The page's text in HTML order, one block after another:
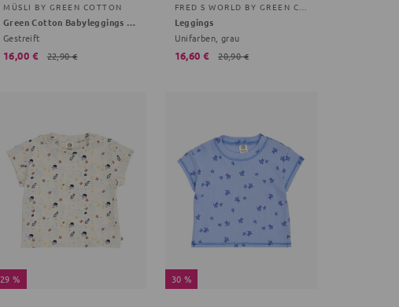
MÜSLI BY GREEN COTTON
Green Cotton Babyleggings rot 68
Gestreift
16,00 € 22,90 €
Leggings
Unifarben, grau
16,60 € 20,90 €
29 % 30 %